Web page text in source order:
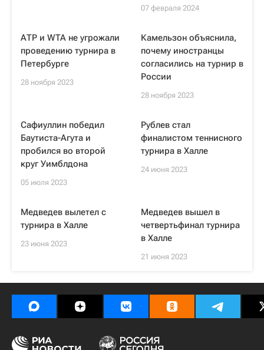
07 февраля 2024
АТР и WTA не угрожали
проведению турнира в
Петербурге
28 ноября 2023
Камельзон объяснила,
почему иностранцы
согласились на турнир в
России
28 ноября 2023
Сафиуллин победил
Баутиста-Агута и
пробился во второй
круг Уимблдона
05 июля 2023
Рублев стал
финалистом теннисного
турнира в Халле
24 июня 2023
Медведев вылетел с
турнира в Халле
23 июня 2023
Медведев вышел в
четвертьфинал турнира
в Халле
21 июня 2023